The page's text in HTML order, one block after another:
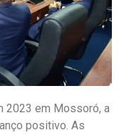
2023 em Mossoró, a
positivo. As